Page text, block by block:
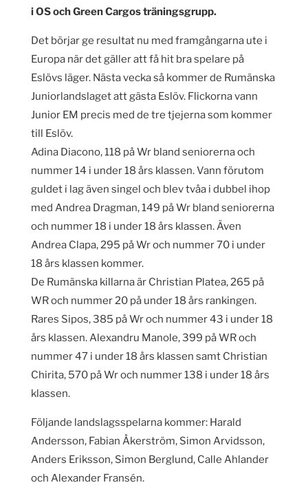
i OS och Green Cargos träningsgrupp.
Det börjar ge resultat nu med framgångarna ute i
Europa när det gäller att få hit bra spelare på
Eslövs läger. Nästa vecka så kommer de Rumänska
Juniorlandslaget att gästa Eslöv. Flickorna vann
Junior EM precis med de tre tjejerna som kommer
till Eslöv.
Adina Diacono, 118 på Wr bland seniorerna och
nummer 14 i under 18 års klassen. Vann förutom
guldet i lag även singel och blev tvåa i dubbel ihop
med Andrea Dragman, 149 på Wr bland seniorerna
och nummer 18 i under 18 års klassen. Även
Andrea Clapa, 295 på Wr och nummer 70 i under
18 års klassen kommer.
De Rumänska killarna är Christian Platea, 265 på
WR och nummer 20 på under 18 års rankingen.
Rares Sipos, 385 på Wr och nummer 43 i under 18
års klassen. Alexandru Manole, 399 på WR och
nummer 47 i under 18 års klassen samt Christian
Chirita, 570 på Wr och nummer 138 i under 18 års
klassen.
Följande landslagsspelarna kommer: Harald
Andersson, Fabian Åkerström, Simon Arvidsson,
Anders Eriksson, Simon Berglund, Calle Ahlander
och Alexander Fransén.